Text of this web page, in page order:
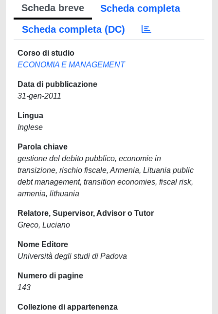
Scheda breve
Scheda completa
Scheda completa (DC)
Corso di studio
ECONOMIA E MANAGEMENT
Data di pubblicazione
31-gen-2011
Lingua
Inglese
Parola chiave
gestione del debito pubblico, economie in
transizione, rischio fiscale, Armenia, Lituania public
debt management, transition economies, fiscal risk,
armenia, lithuania
Relatore, Supervisor, Advisor o Tutor
Greco, Luciano
Nome Editore
Università degli studi di Padova
Numero di pagine
143
Collezione di appartenenza